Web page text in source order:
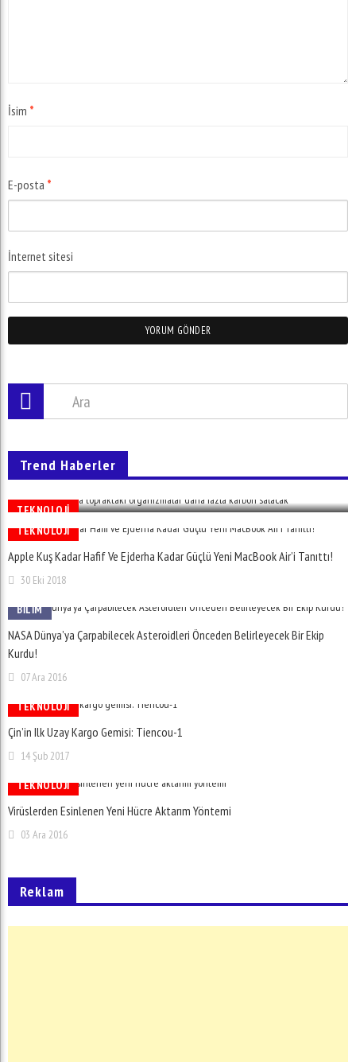
İsim *
E-posta *
İnternet sitesi
Trend Haberler
TEKNOLOJI
Sıcaklık Arttıkça Topraktaki Organizmalar Daha Fazla
Karbon Salacak
TEKNOLOJI
Apple Kuş Kadar Hafif Ve Ejderha Kadar Güçlü Yeni MacBook Air’i Tanıttı!
30 Eki 2018
BILIM
NASA Dünya’ya Çarpabilecek Asteroidleri Önceden Belirleyecek Bir Ekip
Kurdu!
07 Ara 2016
TEKNOLOJI
Çin’in Ilk Uzay Kargo Gemisi: Tiencou-1
14 Şub 2017
TEKNOLOJI
Virüslerden Esinlenen Yeni Hücre Aktarım Yöntemi
03 Ara 2016
Reklam